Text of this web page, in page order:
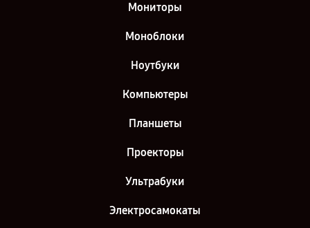
Мониторы
Моноблоки
Ноутбуки
Компьютеры
Планшеты
Проекторы
Ультрабуки
Электросамокаты